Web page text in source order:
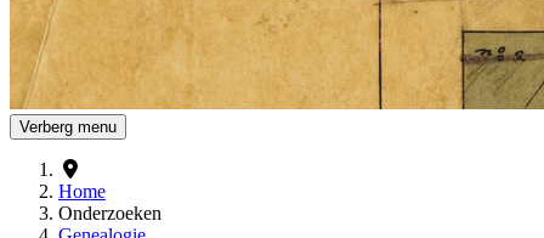
Verberg menu
Home
Onderzoeken